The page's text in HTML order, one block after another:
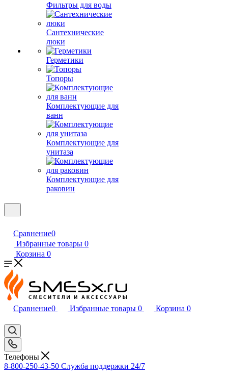
Фильтры для воды
Сантехнические
люки
Герметики
Топоры
Комплектующие для
ванн
Комплектующие для
унитаза
Комплектующие для
раковин
Сравнение0
Избранные товары 0
Корзина 0
Сравнение0 Избранные товары 0 Корзина 0
Телефоны
8-800-250-43-50 Служба поддержки 24/7